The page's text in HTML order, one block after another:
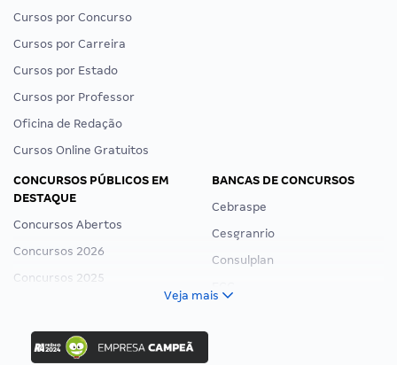
Cursos por Concurso
Cursos por Carreira
Cursos por Estado
Cursos por Professor
Oficina de Redação
Cursos Online Gratuitos
CONCURSOS PÚBLICOS EM
DESTAQUE
Concursos Abertos
Concursos 2026
Concursos 2025
Concurso Ibama
Concurso MPU
BANCAS DE CONCURSOS
Cebraspe
Cesgranrio
Consulplan
Veja mais